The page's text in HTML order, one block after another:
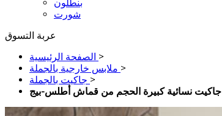
بنطلون
شورت
عربة التسوق
الصفحة الرئيسية >
ملابس خارجية بالجملة >
جاكيت بالجملة >
جاكيت نسائية كبيرة الحجم من قماش أطلس-بيج